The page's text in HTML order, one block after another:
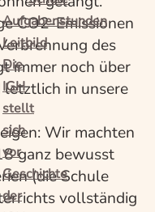
Aufgabenstunden
Leitbild
Die
IGH
stellt
sich
vor
Geschichte
der
CO2-Emissionen
des
immer noch über
in unsere
Wir machten
ganz bewusst
(die Schule
vollständig